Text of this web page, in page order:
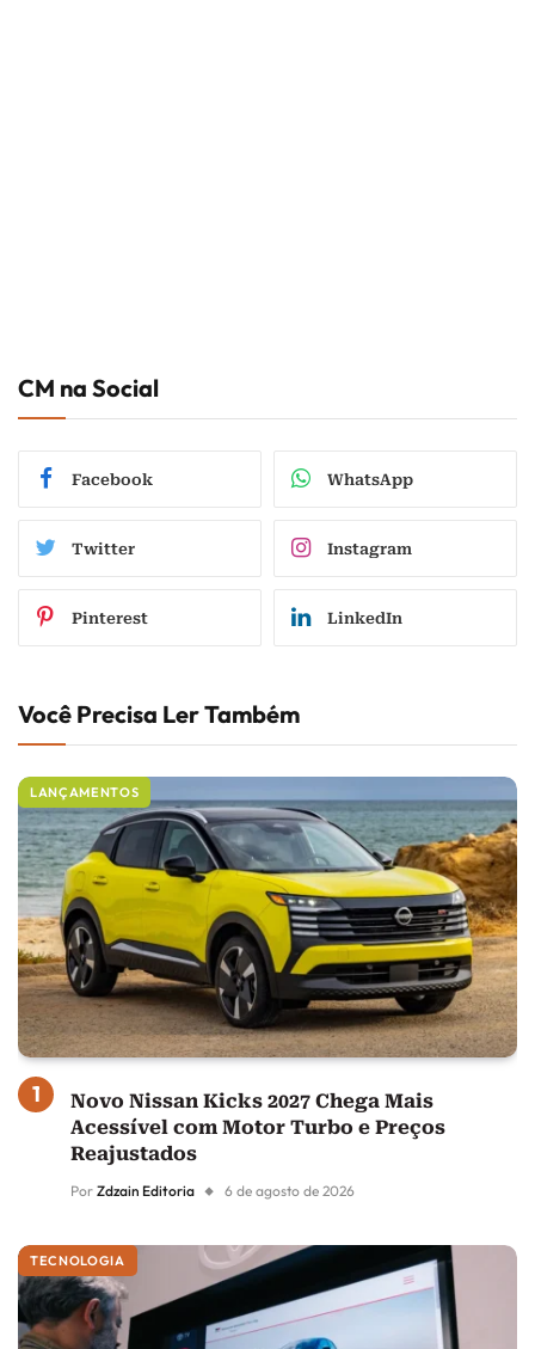
CM na Social
Facebook WhatsApp
Twitter Instagram
Pinterest LinkedIn
Você Precisa Ler Também
LANÇAMENTOS
Novo Nissan Kicks 2027 Chega Mais
Acessível com Motor Turbo e Preços
Reajustados
Por Zdzain Editoria 6 de agosto de 2026
TECNOLOGIA